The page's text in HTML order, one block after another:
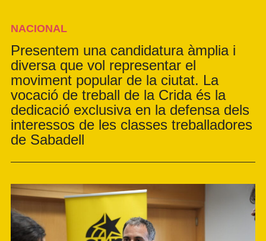
NACIONAL
Presentem una candidatura àmplia i
diversa que vol representar el
moviment popular de la ciutat. La
vocació de treball de la Crida és la
dedicació exclusiva en la defensa dels
interessos de les classes treballadores
de Sabadell